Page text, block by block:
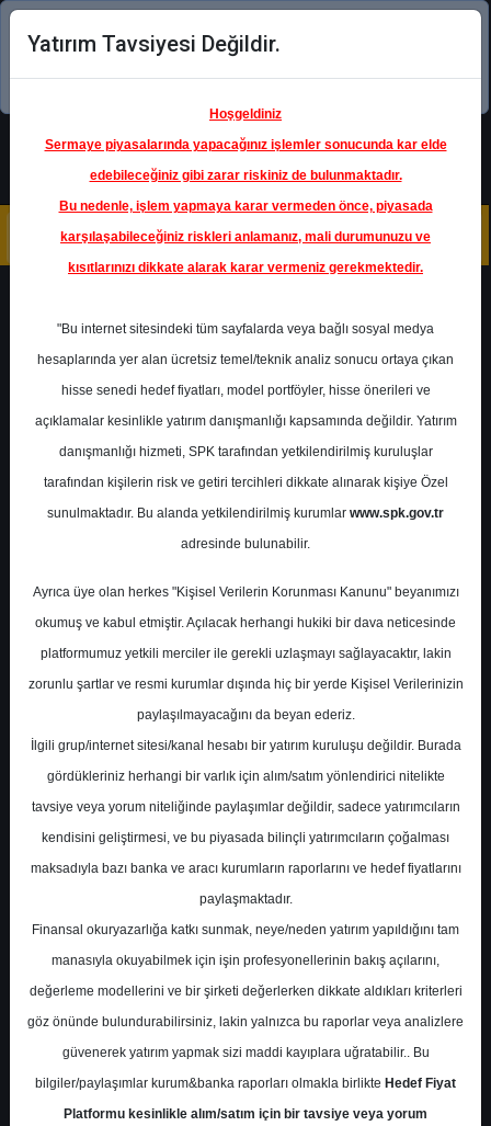
Şimdi uygulamayı indirin!
MPARK- MLP SAĞLIK
HİZMETLERİ A.Ş.
Hedef Fiyat 500.00 ₺
Getiri
%25.00
0 0
En Yüksek Tahmin
Ortalama Fiyat Tahmini 675,03 ₺
Ortalama Getiri Potansiyeli %68.76
Kurum Sayısı
10
Yatırım Tavsiyesi Değildir.
Hoşgeldiniz
Sermaye piyasalarında yapacağınız işlemler sonucunda kar elde
edebileceğiniz gibi zarar riskiniz de bulunmaktadır.
Bu nedenle, işlem yapmaya karar vermeden önce, piyasada
karşılaşabileceğiniz riskleri anlamanız, mali durumunuzu ve
kısıtlarınızı dikkate alarak karar vermeniz gerekmektedir.
"Bu internet sitesindeki tüm sayfalarda veya bağlı sosyal medya
hesaplarında yer alan ücretsiz temel/teknik analiz sonucu ortaya çıkan
hisse senedi hedef fiyatları, model portföyler, hisse önerileri ve
açıklamalar kesinlikle yatırım danışmanlığı kapsamında değildir. Yatırım
danışmanlığı hizmeti, SPK tarafından yetkilendirilmiş kuruluşlar
tarafından kişilerin risk ve getiri tercihleri dikkate alınarak kişiye Özel
sunulmaktadır. Bu alanda yetkilendirilmiş kurumlar www.spk.gov.tr
adresinde bulunabilir.
Ayrıca üye olan herkes "Kişisel Verilerin Korunması Kanunu" beyanımızı
okumuş ve kabul etmiştir. Açılacak herhangi hukiki bir dava neticesinde
platformumuz yetkili merciler ile gerekli uzlaşmayı sağlayacaktır, lakin
zorunlu şartlar ve resmi kurumlar dışında hiç bir yerde Kişisel Verilerinizin
paylaşılmayacağını da beyan ederiz.
İlgili grup/internet sitesi/kanal hesabı bir yatırım kuruluşu değildir. Burada
gördükleriniz herhangi bir varlık için alım/satım yönlendirici nitelikte
tavsiye veya yorum niteliğinde paylaşımlar değildir, sadece yatırımcıların
kendisini geliştirmesi, ve bu piyasada bilinçli yatırımcıların çoğalması
maksadıyla bazı banka ve aracı kurumların raporlarını ve hedef fiyatlarını
paylaşmaktadır.
Finansal okuryazarlığa katkı sunmak, neye/neden yatırım yapıldığını tam
manasıyla okuyabilmek için işin profesyonellerinin bakış açılarını,
değerleme modellerini ve bir şirketi değerlerken dikkate aldıkları kriterleri
göz önünde bulundurabilirsiniz, lakin yalnızca bu raporlar veya analizlere
güvenerek yatırım yapmak sizi maddi kayıplara uğratabilir.. Bu
bilgiler/paylaşımlar kurum&banka raporları olmakla birlikte Hedef Fiyat
Platformu kesinlikle alım/satım için bir tavsiye veya yorum